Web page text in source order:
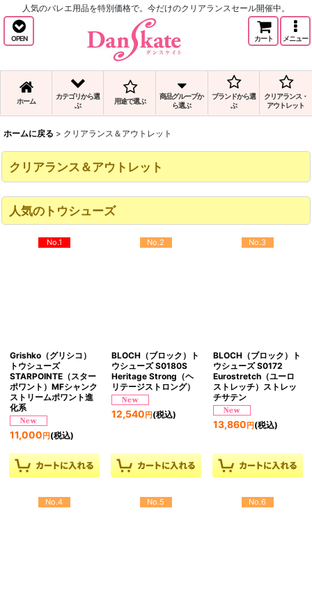
人気のバレエ用品を特別価格で。今だけのクリアランスセール開催中。
OPEN カート メニュー
ホーム
カテゴリから選
ぶ
用途で選ぶ
商品グループか
ら選ぶ
ブランドから選
ぶ
クリアランス・
アウトレット
ホームに戻る > クリアランス＆アウトレット
クリアランス＆アウトレット
人気のトウシューズ
No.1
Grishko（グリシコ）
トウシューズ
STARPOINTE（スター
ポワント）MFシャンク
ストリームポワント進
化系
11,000 円 (税込)
No.2
BLOCH（ブロック）ト
ウシューズ S0180S
Heritage Strong（ヘ
リテージストロング）
12,540 円(税込)
No.3
BLOCH（ブロック）ト
ウシューズ S0172
Eurostretch（ユーロ
ストレッチ）ストレッ
チサテン
13,860 円(税込)
No.4 No.5 No.6